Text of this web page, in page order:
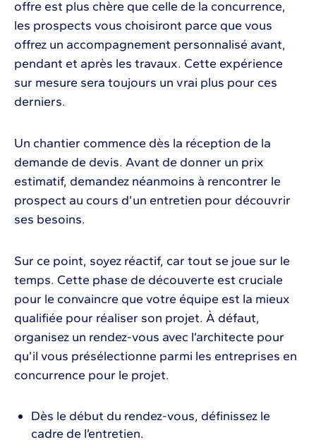
offre est plus chère que celle de la concurrence,
les prospects vous choisiront parce que vous
offrez un accompagnement personnalisé avant,
pendant et après les travaux. Cette expérience
sur mesure sera toujours un vrai plus pour ces
derniers.
Un chantier commence dès la réception de la
demande de devis. Avant de donner un prix
estimatif, demandez néanmoins à rencontrer le
prospect au cours d’un entretien pour découvrir
ses besoins.
Sur ce point, soyez réactif, car tout se joue sur le
temps. Cette phase de découverte est cruciale
pour le convaincre que votre équipe est la mieux
qualifiée pour réaliser son projet. À défaut,
organisez un rendez-vous avec l’architecte pour
qu’il vous présélectionne parmi les entreprises en
concurrence pour le projet.
Dès le début du rendez-vous, définissez le
cadre de l’entretien.